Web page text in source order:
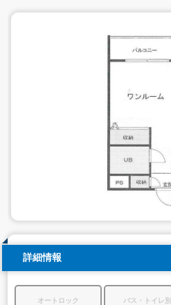
詳細情報
オートロック バス・トイレ別